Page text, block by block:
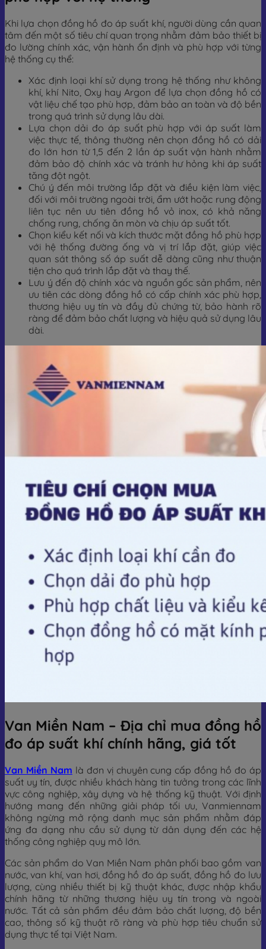
Khi lựa chọn đồng hồ đo áp suất khí, người dùng cần quan
tâm đến một số tiêu chí quan trọng nhằm đảm bảo thiết bị
đo lường chính xác, vận hành ổn định và phù hợp với từng
hệ thống cụ thể:
Xác định loại khí sử dụng trong hệ thống như không
khí, khí Nito, Oxy hay Argon để lựa chọn đồng hồ có
vật liệu chế tạo phù hợp, đảm bảo an toàn và độ bền
trong quá trình sử dụng lâu dài.
Lựa chọn dải đo áp suất phù hợp với áp suất làm
việc thực tế, thông thường nên chọn đồng hồ có dải
đo lớn hơn từ 1,5 đến 2 lần áp suất vận hành nhằm
đảm bảo độ chính xác và tránh hư hỏng khi áp suất
tăng đột ngột.
Chú ý đến môi trường lắp đặt và điều kiện làm việc,
đối với môi trường ngoài trời, ẩm ướt hoặc rung động
liên tục nên ưu tiên đồng hồ vỏ inox, có khả năng
chống rung, chống ăn mòn và chịu áp suất tốt.
Chọn kiểu kết nối và kích thước mặt đồng hồ phù hợp
với hệ thống đường ống và vị trí lắp đặt, giúp việc
quan sát thông số áp suất dễ dàng cũng như thuận
tiện cho quá trình lắp đặt và thay thế.
Lưu ý đến độ chính xác và nguồn gốc sản phẩm, nên
ưu tiên các dòng đồng hồ có cấp chính xác phù hợp,
thương hiệu uy tín và đầy đủ chứng từ, bảo hành rõ
ràng để đảm bảo chất lượng và hiệu quả sử dụng lâu
dài.
Van Miền Nam – Địa chỉ mua đồng hồ
đo áp suất khí chính hãng, giá tốt
Van Miền Nam là đơn vị chuyên cung cấp đồng hồ đo áp
suất uy tín, được nhiều khách hàng tin tưởng trong các lĩnh
vực công nghiệp, xây dựng và hệ thống kỹ thuật. Với định
hướng mang đến những giải pháp tối ưu, Vanmiennam
không ngừng mở rộng danh mục sản phẩm nhằm đáp
ứng đa dạng nhu cầu sử dụng từ dân dụng đến các hệ
thống công nghiệp quy mô lớn.
Các sản phẩm do Van Miền Nam phân phối bao gồm van
nước, van khí, van hơi, đồng hồ đo áp suất, đồng hồ đo lưu
lượng, cùng nhiều thiết bị kỹ thuật khác, được nhập khẩu
chính hãng từ những thương hiệu uy tín trong và ngoài
nước. Tất cả sản phẩm đều đảm bảo chất lượng, độ bền
cao, thông số kỹ thuật rõ ràng và phù hợp tiêu chuẩn sử
dụng thực tế tại Việt Nam.